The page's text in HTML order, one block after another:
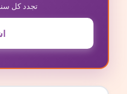
تجدد كل